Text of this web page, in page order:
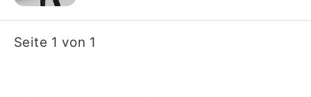
Seite 1 von 1